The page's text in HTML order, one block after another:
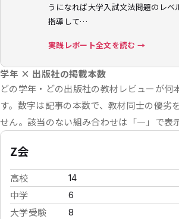
うになれば大学入試文法問題のレベ
指導して…
実践レポート全文を読む →
学年 × 出版社の掲載本数
どの学年・どの出版社の教材レビューが何
す。数字は記事の本数で、教材同士の優劣
せん。該当のない組み合わせは「—」で表
Z会
高校 14
中学 6
大学受験 8